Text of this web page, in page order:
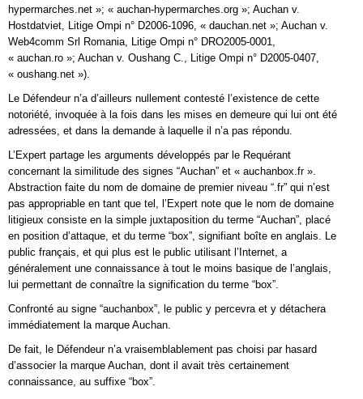
hypermarches.net »; « auchan-hypermarches.org »; Auchan v.
Hostdatviet, Litige Ompi n° D2006-1096, « dauchan.net »; Auchan v.
Web4comm Srl Romania, Litige Ompi n° DRO2005-0001,
« auchan.ro »; Auchan v. Oushang C., Litige Ompi n° D2005-0407,
« oushang.net »).
Le Défendeur n’a d’ailleurs nullement contesté l’existence de cette
notoriété, invoquée à la fois dans les mises en demeure qui lui ont été
adressées, et dans la demande à laquelle il n’a pas répondu.
L’Expert partage les arguments développés par le Requérant
concernant la similitude des signes “Auchan” et « auchanbox.fr ».
Abstraction faite du nom de domaine de premier niveau “.fr” qui n’est
pas appropriable en tant que tel, l’Expert note que le nom de domaine
litigieux consiste en la simple juxtaposition du terme “Auchan”, placé
en position d’attaque, et du terme “box”, signifiant boîte en anglais. Le
public français, et qui plus est le public utilisant l’Internet, a
généralement une connaissance à tout le moins basique de l’anglais,
lui permettant de connaître la signification du terme “box”.
Confronté au signe “auchanbox”, le public y percevra et y détachera
immédiatement la marque Auchan.
De fait, le Défendeur n’a vraisemblablement pas choisi par hasard
d’associer la marque Auchan, dont il avait très certainement
connaissance, au suffixe “box”.